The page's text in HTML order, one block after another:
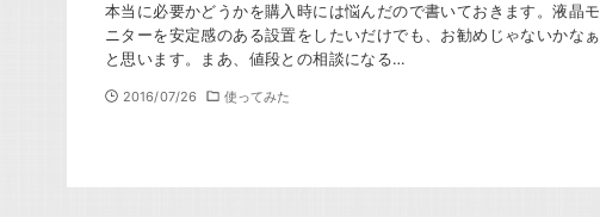
本当に必要かどうかを購入時には悩んだので書いておきます。液晶モ
ニターを安定感のある設置をしたいだけでも、お勧めじゃないかなぁ
と思います。まあ、値段との相談になる…
2016/07/26 使ってみた